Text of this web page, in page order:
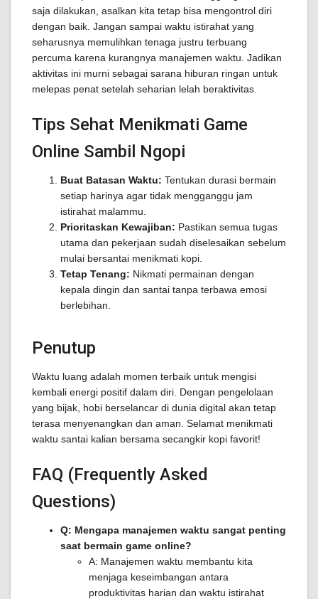
saja dilakukan, asalkan kita tetap bisa mengontrol diri
dengan baik. Jangan sampai waktu istirahat yang
seharusnya memulihkan tenaga justru terbuang
percuma karena kurangnya manajemen waktu. Jadikan
aktivitas ini murni sebagai sarana hiburan ringan untuk
melepas penat setelah seharian lelah beraktivitas.
Tips Sehat Menikmati Game
Online Sambil Ngopi
Buat Batasan Waktu: Tentukan durasi bermain
setiap harinya agar tidak mengganggu jam
istirahat malammu.
Prioritaskan Kewajiban: Pastikan semua tugas
utama dan pekerjaan sudah diselesaikan sebelum
mulai bersantai menikmati kopi.
Tetap Tenang: Nikmati permainan dengan
kepala dingin dan santai tanpa terbawa emosi
berlebihan.
Penutup
Waktu luang adalah momen terbaik untuk mengisi
kembali energi positif dalam diri. Dengan pengelolaan
yang bijak, hobi berselancar di dunia digital akan tetap
terasa menyenangkan dan aman. Selamat menikmati
waktu santai kalian bersama secangkir kopi favorit!
FAQ (Frequently Asked
Questions)
Q: Mengapa manajemen waktu sangat penting
saat bermain game online?
A: Manajemen waktu membantu kita
menjaga keseimbangan antara
produktivitas harian dan waktu istirahat